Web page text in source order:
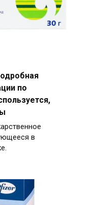
по
в